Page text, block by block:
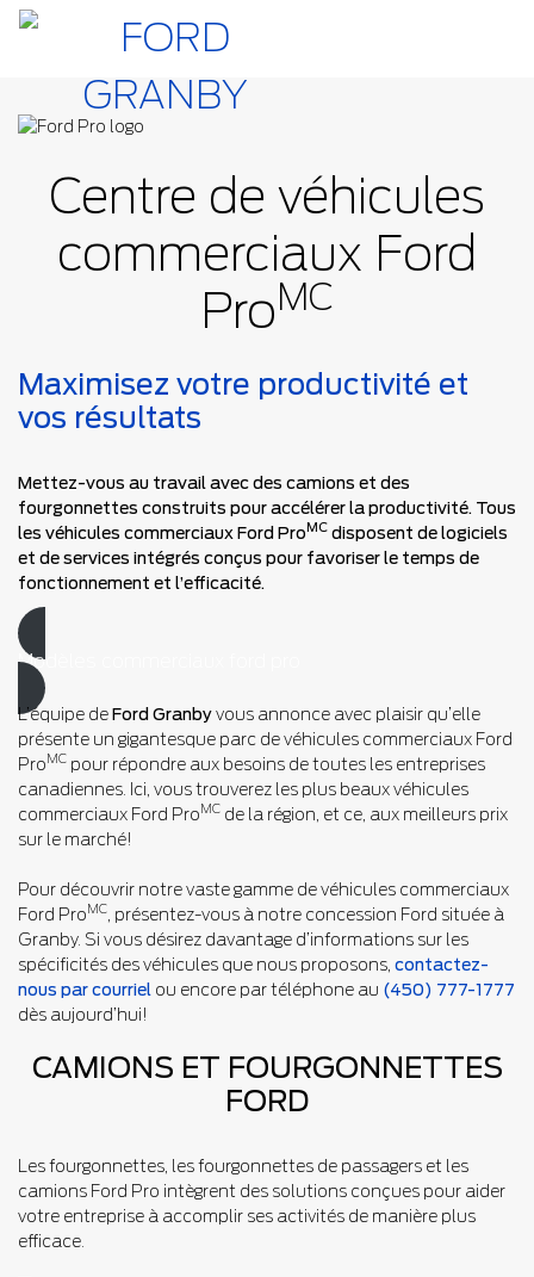
Centre de véhicules
commerciaux Ford
ProMC
Maximisez votre productivité et
vos résultats
Mettez-vous au travail avec des camions et des
fourgonnettes construits pour accélérer la productivité. Tous
les véhicules commerciaux Ford Pro MC disposent de logiciels
et de services intégrés conçus pour favoriser le temps de
fonctionnement et l’efficacité.
Modèles commerciaux ford pro
L’équipe deFord Granbyvous annonce avec plaisir qu’elle
présente un gigantesque parc de véhicules commerciaux Ford
ProMC pour répondre aux besoins de toutes les entreprises
canadiennes. Ici, vous trouverez les plus beaux véhicules
commerciaux Ford ProMC de la région, et ce, aux meilleurs prix
sur le marché!
Pour découvrir notre vaste gamme de véhicules commerciaux
Ford ProMC , présentez-vous à notre concession Ford située à
Granby. Si vous désirez davantage d’informations sur les
spécificités des véhicules que nous proposons, contactez-
nous par courriel ou encore par téléphone au (450) 777-1777
dès aujourd’hui!
CAMIONS ET FOURGONNETTES
FORD
Les fourgonnettes, les fourgonnettes de passagers et les
camions Ford Pro intègrent des solutions conçues pour aider
votre entreprise à accomplir ses activités de manière plus
efficace.